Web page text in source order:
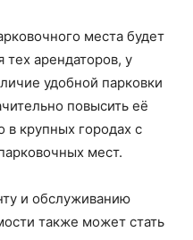
места будет
арендаторов, у
удобной парковки
повысить её
в крупных городах с
мест.
и обслуживанию
также может стать